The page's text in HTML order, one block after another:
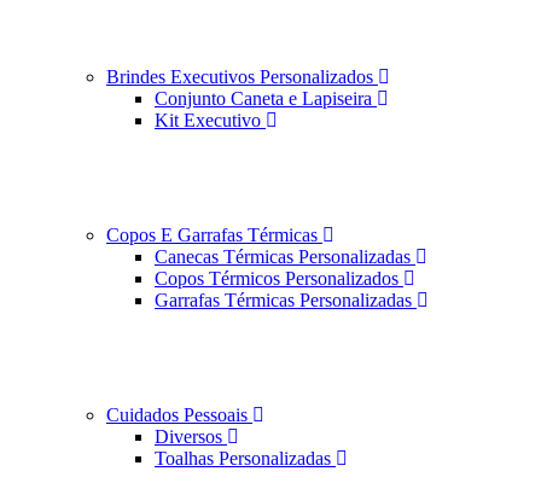
Brindes Executivos Personalizados
Conjunto Caneta e Lapiseira
Kit Executivo
Copos E Garrafas Térmicas
Canecas Térmicas Personalizadas
Copos Térmicos Personalizados
Garrafas Térmicas Personalizadas
Cuidados Pessoais
Diversos
Toalhas Personalizadas